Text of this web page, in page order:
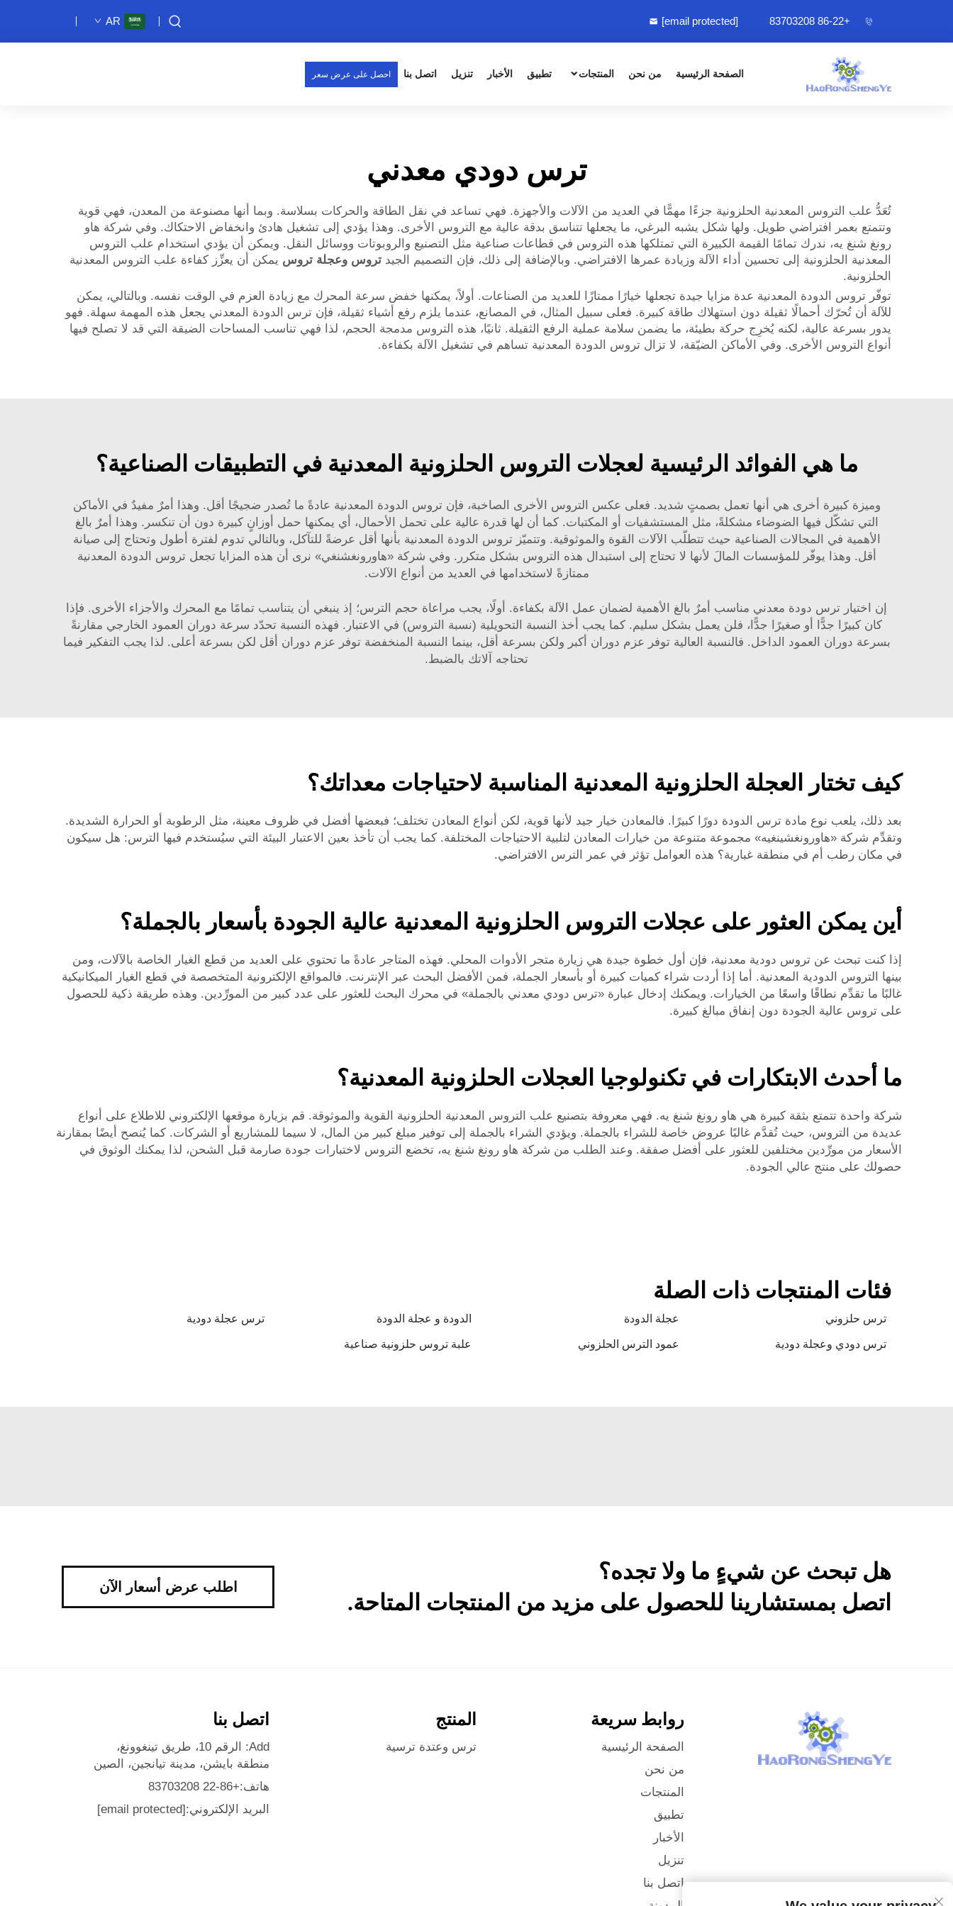
+86-22 83703208
[email protected]
AR
الصفحة الرئيسية من نحن المنتجات تطبيق الأخبار تنزيل اتصل بنا احصل على عرض سعر
ترس دودي معدني
تُعَدُّ علب التروس المعدنية الحلزونية جزءًا مهمًّا في العديد من الآلات والأجهزة. فهي تساعد في نقل الطاقة والحركات بسلاسة. وبما أنها مصنوعة من المعدن، فهي قوية
وتتمتع بعمر افتراضي طويل. ولها شكل يشبه البرغي، ما يجعلها تتناسق بدقة عالية مع التروس الأخرى. وهذا يؤدي إلى تشغيل هادئ وانخفاض الاحتكاك. وفي شركة هاو
رونغ شنغ يه، ندرك تمامًا القيمة الكبيرة التي تمتلكها هذه التروس في قطاعات صناعية مثل التصنيع والروبوتات ووسائل النقل. ويمكن أن يؤدي استخدام علب التروس
المعدنية الحلزونية إلى تحسين أداء الآلة وزيادة عمرها الافتراضي. وبالإضافة إلى ذلك، فإن التصميم الجيد تروس وعجلة تروس يمكن أن يعزِّز كفاءة علب التروس المعدنية
الحلزونية.
توفّر تروس الدودة المعدنية عدة مزايا جيدة تجعلها خيارًا ممتازًا للعديد من الصناعات. أولاً، يمكنها خفض سرعة المحرك مع زيادة العزم في الوقت نفسه. وبالتالي، يمكن
للآلة أن تُحرّك أحمالًا ثقيلة دون استهلاك طاقة كبيرة. فعلى سبيل المثال، في المصانع، عندما يلزم رفع أشياء ثقيلة، فإن ترس الدودة المعدني يجعل هذه المهمة سهلة. فهو
يدور بسرعة عالية، لكنه يُخرِج حركة بطيئة، ما يضمن سلامة عملية الرفع الثقيلة. ثانيًا، هذه التروس مدمجة الحجم، لذا فهي تناسب المساحات الضيقة التي قد لا تصلح فيها
أنواع التروس الأخرى. وفي الأماكن الضيّقة، لا تزال تروس الدودة المعدنية تساهم في تشغيل الآلة بكفاءة.
ما هي الفوائد الرئيسية لعجلات التروس الحلزونية المعدنية في التطبيقات الصناعية؟
وميزة كبيرة أخرى هي أنها تعمل بصمتٍ شديد. فعلى عكس التروس الأخرى الصاخبة، فإن تروس الدودة المعدنية عادةً ما تُصدر ضجيجًا أقل. وهذا أمرٌ مفيدٌ في الأماكن
التي تشكّل فيها الضوضاء مشكلةً، مثل المستشفيات أو المكتبات. كما أن لها قدرة عالية على تحمل الأحمال، أي يمكنها حمل أوزانٍ كبيرة دون أن تنكسر. وهذا أمرٌ بالغ
الأهمية في المجالات الصناعية حيث تتطلّب الآلات القوة والموثوقية. وتتميّز تروس الدودة المعدنية بأنها أقل عرضةً للتآكل، وبالتالي تدوم لفترة أطول وتحتاج إلى صيانة
أقل. وهذا يوفّر للمؤسسات المالَ لأنها لا تحتاج إلى استبدال هذه التروس بشكل متكرر. وفي شركة «هاورونغشنغي» نرى أن هذه المزايا تجعل تروس الدودة المعدنية
ممتازةً لاستخدامها في العديد من أنواع الآلات.
إن اختيار ترس دودة معدني مناسب أمرٌ بالغ الأهمية لضمان عمل الآلة بكفاءة. أولًا، يجب مراعاة حجم الترس؛ إذ ينبغي أن يتناسب تمامًا مع المحرك والأجزاء الأخرى. فإذا
كان كبيرًا جدًّا أو صغيرًا جدًّا، فلن يعمل بشكل سليم. كما يجب أخذ النسبة التحويلية (نسبة التروس) في الاعتبار. فهذه النسبة تحدّد سرعة دوران العمود الخارجي مقارنةً
بسرعة دوران العمود الداخل. فالنسبة العالية توفر عزم دوران أكبر ولكن بسرعة أقل، بينما النسبة المنخفضة توفر عزم دوران أقل لكن بسرعة أعلى. لذا يجب التفكير فيما
تحتاجه آلاتك بالضبط.
كيف تختار العجلة الحلزونية المعدنية المناسبة لاحتياجات معداتك؟
بعد ذلك، يلعب نوع مادة ترس الدودة دورًا كبيرًا. فالمعادن خيار جيد لأنها قوية، لكن أنواع المعادن تختلف؛ فبعضها أفضل في ظروف معينة، مثل الرطوبة أو الحرارة الشديدة.
وتقدِّم شركة «هاورونغشينغيه» مجموعة متنوعة من خيارات المعادن لتلبية الاحتياجات المختلفة. كما يجب أن تأخذ بعين الاعتبار البيئة التي سيُستخدم فيها الترس: هل سيكون
في مكان رطب أم في منطقة غبارية؟ هذه العوامل تؤثر في عمر الترس الافتراضي.
أين يمكن العثور على عجلات التروس الحلزونية المعدنية عالية الجودة بأسعار بالجملة؟
إذا كنت تبحث عن تروس دودية معدنية، فإن أول خطوة جيدة هي زيارة متجر الأدوات المحلي. فهذه المتاجر عادةً ما تحتوي على العديد من قطع الغيار الخاصة بالآلات، ومن
بينها التروس الدودية المعدنية. أما إذا أردت شراء كميات كبيرة أو بأسعار الجملة، فمن الأفضل البحث عبر الإنترنت. فالمواقع الإلكترونية المتخصصة في قطع الغيار الميكانيكية
غالبًا ما تقدِّم نطاقًا واسعًا من الخيارات. ويمكنك إدخال عبارة «ترس دودي معدني بالجملة» في محرك البحث للعثور على عدد كبير من المورِّدين. وهذه طريقة ذكية للحصول
على تروس عالية الجودة دون إنفاق مبالغ كبيرة.
ما أحدث الابتكارات في تكنولوجيا العجلات الحلزونية المعدنية؟
شركة واحدة تتمتع بثقة كبيرة هي هاو رونغ شنغ يه. فهي معروفة بتصنيع علب التروس المعدنية الحلزونية القوية والموثوقة. قم بزيارة موقعها الإلكتروني للاطلاع على أنواع
عديدة من التروس، حيث تُقدَّم غالبًا عروض خاصة للشراء بالجملة. ويؤدي الشراء بالجملة إلى توفير مبلغ كبير من المال، لا سيما للمشاريع أو الشركات. كما يُنصح أيضًا بمقارنة
الأسعار من مورِّدين مختلفين للعثور على أفضل صفقة. وعند الطلب من شركة هاو رونغ شنغ يه، تخضع التروس لاختبارات جودة صارمة قبل الشحن، لذا يمكنك الوثوق في
حصولك على منتج عالي الجودة.
فئات المنتجات ذات الصلة
ترس حلزوني عجلة الدودة الدودة و عجلة الدودة ترس عجلة دودية
ترس دودي وعجلة دودية عمود الترس الحلزوني علبة تروس حلزونية صناعية
هل تبحث عن شيءٍ ما ولا تجده؟
اتصل بمستشارينا للحصول على مزيد من المنتجات المتاحة.
اطلب عرض أسعار الآن
روابط سريعة
الصفحة الرئيسية
من نحن
المنتجات
تطبيق
الأخبار
تنزيل
اتصل بنا
المنتج
ترس وعتدة ترسية
اتصل بنا
Add: الرقم 10، طريق تينغوونغ،
منطقة بايشن، مدينة تيانجين، الصين
هاتف:+86-22 83703208
البريد الإلكتروني:[email protected]